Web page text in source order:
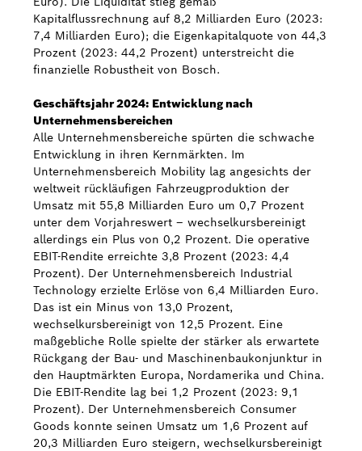
Kapitalflussrechnung auf 8,2 Milliarden Euro (2023:
7,4 Milliarden Euro); die Eigenkapitalquote von 44,3
Prozent (2023: 44,2 Prozent) unterstreicht die
finanzielle Robustheit von Bosch.
Geschäftsjahr 2024: Entwicklung nach
Unternehmensbereichen
Alle Unternehmensbereiche spürten die schwache
Entwicklung in ihren Kernmärkten. Im
Unternehmensbereich Mobility lag angesichts der
weltweit rückläufigen Fahrzeugproduktion der
Umsatz mit 55,8 Milliarden Euro um 0,7 Prozent
unter dem Vorjahreswert – wechselkursbereinigt
allerdings ein Plus von 0,2 Prozent. Die operative
EBIT-Rendite erreichte 3,8 Prozent (2023: 4,4
Prozent). Der Unternehmensbereich Industrial
Technology erzielte Erlöse von 6,4 Milliarden Euro.
Das ist ein Minus von 13,0 Prozent,
wechselkursbereinigt von 12,5 Prozent. Eine
maßgebliche Rolle spielte der stärker als erwartete
Rückgang der Bau- und Maschinenbaukonjunktur in
den Hauptmärkten Europa, Nordamerika und China.
Die EBIT-Rendite lag bei 1,2 Prozent (2023: 9,1
Prozent). Der Unternehmensbereich Consumer
Goods konnte seinen Umsatz um 1,6 Prozent auf
20,3 Milliarden Euro steigern, wechselkursbereinigt